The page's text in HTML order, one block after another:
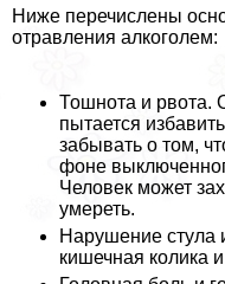
Ниже перечислены
отравления алкоголем:
Тошнота и рвота.
пытается
забывать о том,
фоне
Человек может
умереть.
Нарушение стула
кишечная колика